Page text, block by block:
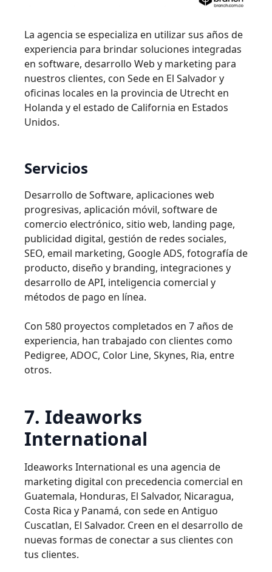
La agencia se especializa en utilizar sus años de
experiencia para brindar soluciones integradas
en software, desarrollo Web y marketing para
nuestros clientes, con Sede en El Salvador y
oficinas locales en la provincia de Utrecht en
Holanda y el estado de California en Estados
Unidos.
Servicios
Desarrollo de Software, aplicaciones web
progresivas, aplicación móvil, software de
comercio electrónico, sitio web, landing page,
publicidad digital, gestión de redes sociales,
SEO, email marketing, Google ADS, fotografía de
producto, diseño y branding, integraciones y
desarrollo de API, inteligencia comercial y
métodos de pago en línea.
Con 580 proyectos completados en 7 años de
experiencia, han trabajado con clientes como
Pedigree, ADOC, Color Line, Skynes, Ria, entre
otros.
7. Ideaworks
International
Ideaworks International es una agencia de
marketing digital con precedencia comercial en
Guatemala, Honduras, El Salvador, Nicaragua,
Costa Rica y Panamá, con sede en Antiguo
Cuscatlan, El Salvador. Creen en el desarrollo de
nuevas formas de conectar a sus clientes con
tus clientes.